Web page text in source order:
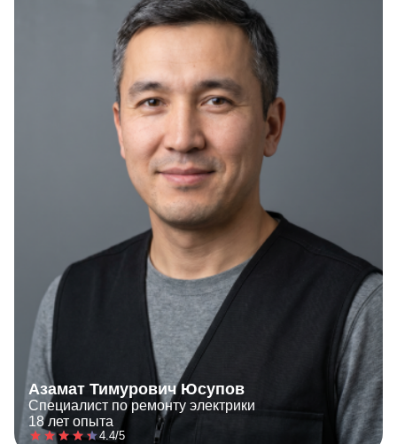
Азамат Тимурович Юсупов
Специалист по ремонту электрики
18 лет опыта
4.4/5